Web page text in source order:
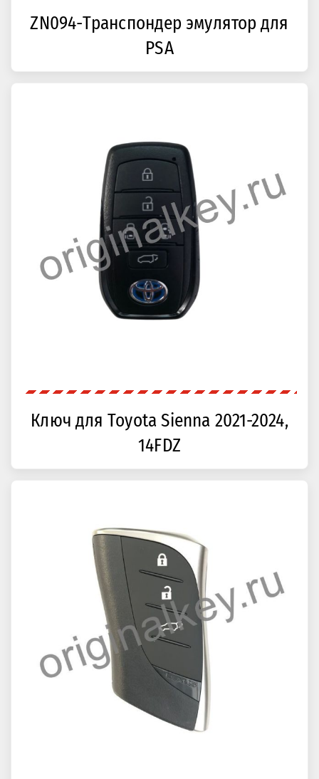
ZN094-Транспондер эмулятор для
PSA
Ключ для Toyota Sienna 2021-2024,
14FDZ